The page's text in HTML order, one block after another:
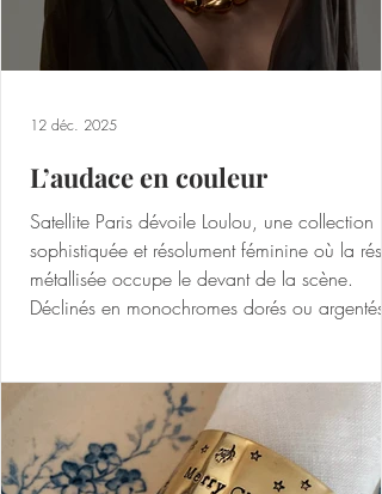
L’audace en couleur
Satellite Paris dévoile Loulou, une collection
sophistiquée et résolument féminine où la
métallisée occupe le devant de la scène.
Déclinés en monochromes dorés ou argentés,
éclat.Fidèle à son savoir-faire artisanal, la
Maison conçoit et façonne chaque pièce
son atelier parisien avant de confier leur
fabrication à des artisans d’excellence
12 déc. 2025